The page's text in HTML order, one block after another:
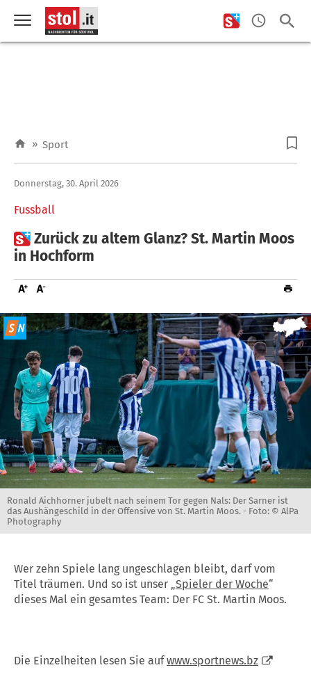
» Sport
Fussball
Donnerstag, 30. April 2026
Zurück zu altem Glanz? St. Martin Moos
in Hochform
Ronald Aichhorner jubelt nach seinem Tor gegen Nals: Der Sarner ist
das Aushängeschild in der Offensive von St. Martin Moos. - Foto: © AlPa
Photography
Wer zehn Spiele lang ungeschlagen bleibt, darf vom
Titel träumen. Und so ist unser „Spieler der Woche“
dieses Mal ein gesamtes Team: Der FC St. Martin Moos.
Die Einzelheiten lesen Sie aufwww.sportnews.bz